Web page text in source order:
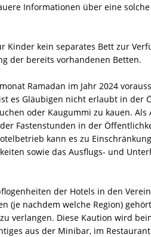
Informationen über eine
Kinder kein separates Bett zur
der bereits vorhandenen Betten.
Ramadan im Jahr 2024
es Gläubigen nicht erlaubt in der
oder Kaugummi zu kauen. Als
Fastenstunden in der
kann es zu
sowie das Ausflugs- und
der Hotels in den
(je nachdem welche Region)
verlangen. Diese Kaution wird
aus der Minibar, im